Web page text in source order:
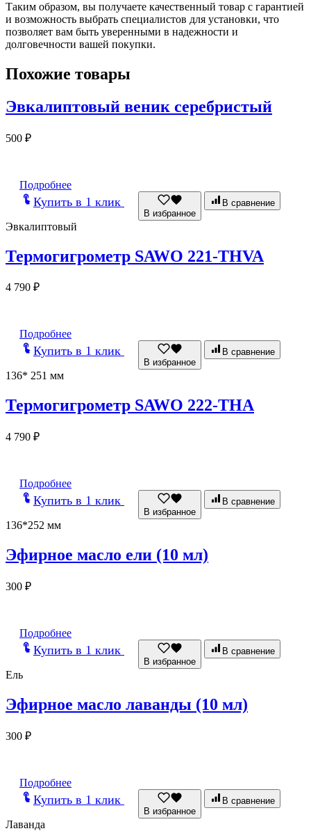
Таким образом, вы получаете качественный товар с гарантией
и возможность выбрать специалистов для установки, что
позволяет вам быть уверенными в надежности и
долговечности вашей покупки.
Похожие товары
Эвкалиптовый веник серебристый
500 ₽
Подробнее
Купить в 1 клик
В избранное
В сравнение
Эвкалиптовый
Термогигрометр SAWO 221-THVA
4 790 ₽
Подробнее
Купить в 1 клик
В избранное
В сравнение
136* 251 мм
Термогигрометр SAWO 222-THА
4 790 ₽
Подробнее
Купить в 1 клик
В избранное
В сравнение
136*252 мм
Эфирное масло ели (10 мл)
300 ₽
Подробнее
Купить в 1 клик
В избранное
В сравнение
Ель
Эфирное масло лаванды (10 мл)
300 ₽
Подробнее
Купить в 1 клик
В избранное
В сравнение
Лаванда